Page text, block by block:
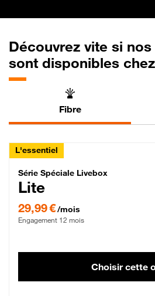
Découvrez vite si
sont disponibles
Fibre
L'essentiel
Série Spéciale
Série Spéciale Livebox
Lite
29,99 €/mois
Engagement 12 mois
Choisir cette